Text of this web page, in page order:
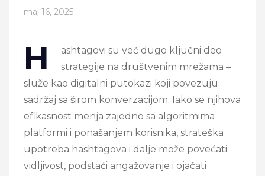
maj 16, 2025
H
ashtagovi su već dugo ključni deo
strategije na društvenim mrežama –
služe kao digitalni putokazi koji povezuju
sadržaj sa širom konverzacijom. Iako se njihova
efikasnost menja zajedno sa algoritmima
platformi i ponašanjem korisnika, strateška
upotreba hashtagova i dalje može povećati
vidljivost, podstaći angažovanje i ojačati